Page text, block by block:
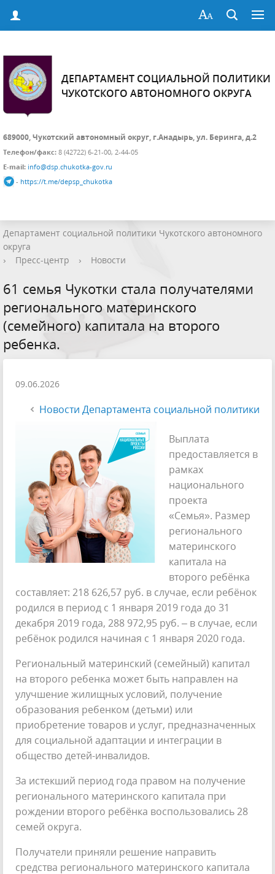
ДЕПАРТАМЕНТ СОЦИАЛЬНОЙ ПОЛИТИКИ
ЧУКОТСКОГО АВТОНОМНОГО ОКРУГА
689000, Чукотский автономный округ, г.Анадырь, ул. Беринга, д.2
Телефон/факс: 8 (42722) 6-21-00, 2-44-05
E-mail: info@dsp.chukotka-gov.ru
- https://t.me/depsp_chukotka
Департамент социальной политики Чукотского автономного
округа
›
Пресс-центр › Новости
61 семья Чукотки стала получателями
регионального материнского
(семейного) капитала на второго
ребенка.
09.06.2026
Новости Департамента социальной политики
Выплата
предоставляется в
рамках
национального
проекта
«Семья». Размер
регионального
материнского
капитала на
второго ребёнка
составляет: 218 626,57 руб. в случае, если ребёнок
родился в период с 1 января 2019 года до 31
декабря 2019 года, 288 972,95 руб. – в случае, если
ребёнок родился начиная с 1 января 2020 года.
Региональный материнский (семейный) капитал
на второго ребенка может быть направлен на
улучшение жилищных условий, получение
образования ребенком (детьми) или
приобретение товаров и услуг, предназначенных
для социальной адаптации и интеграции в
общество детей-инвалидов.
За истекший период года правом на получение
регионального материнского капитала при
рождении второго ребёнка воспользовались 28
семей округа.
Получатели приняли решение направить
средства регионального материнского капитала